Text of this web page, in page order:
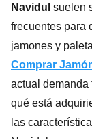
Navidul suelen
frecuentes para
jamones y
Comprar
actual demanda
qué está
las